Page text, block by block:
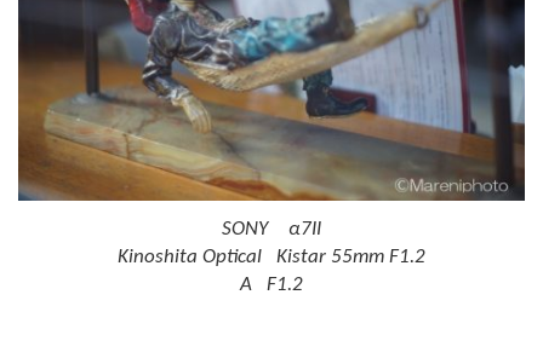
SONY α7II
Kinoshita Optical Kistar 55mm F1.2
A F1.2